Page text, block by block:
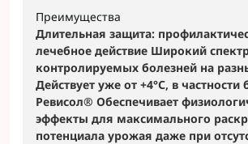
Преимущества
Длительная защита:
лечебное действие Широкий
контролируемых болезней на
Действует уже от +4°С, в частности
Ревисол® Обеспечивает
эффекты для максимального
потенциала урожая даже при